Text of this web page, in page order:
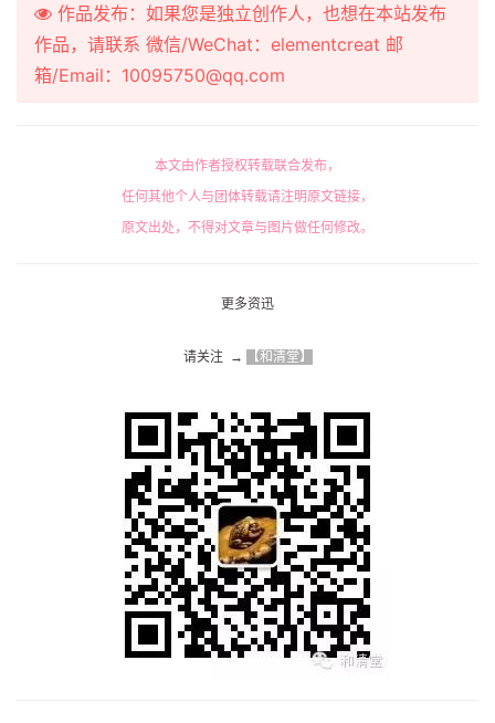
作品发布：如果您是独立创作人，也想在本站发布
作品，请联系 微信/WeChat：elementcreat 邮
箱/Email：10095750@qq.com
本文由作者授权转载联合发布，
任何其他个人与团体转载请注明原文链接，
原文出处，不得对文章与图片做任何修改。
更多资迅
请关注  → 【和清堂】